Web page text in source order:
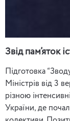
Звід пам’яток
Підготовка
Міністрів від 3
різною
України, де